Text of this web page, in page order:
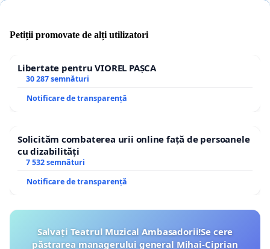
Petiții promovate de alți utilizatori
Libertate pentru VIOREL PAȘCA
30 287 semnături
Notificare de transparență
Solicităm combaterea urii online față de persoanele
cu dizabilități
7 532 semnături
Notificare de transparență
Salvați Teatrul Muzical Ambasadorii!Se cere
păstrarea managerului general Mihai-Ciprian